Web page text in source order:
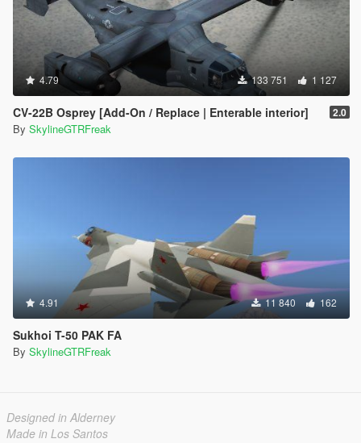
4.79 133 751 1 127
CV-22B Osprey [Add-On / Replace | Enterable interior] 2.0
By SkylineGTRFreak
4.91 11 840 162
Sukhoi T-50 PAK FA
By SkylineGTRFreak
Designed in Alderney
Made in Los Santos